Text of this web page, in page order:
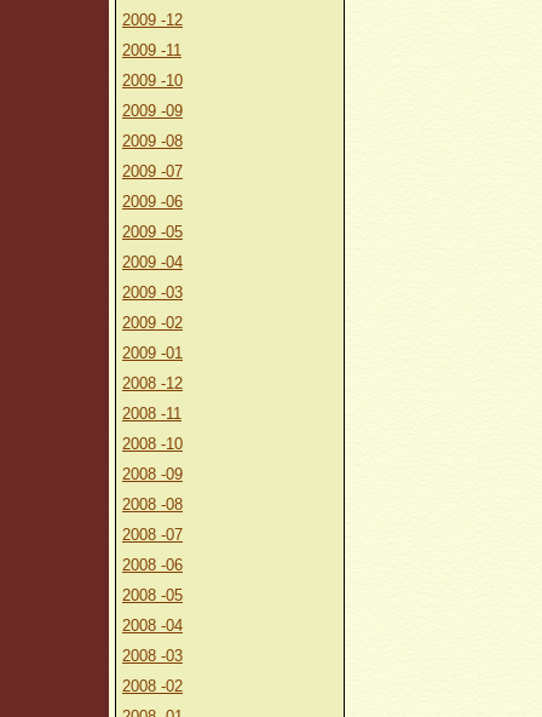
2009 -12
2009 -11
2009 -10
2009 -09
2009 -08
2009 -07
2009 -06
2009 -05
2009 -04
2009 -03
2009 -02
2009 -01
2008 -12
2008 -11
2008 -10
2008 -09
2008 -08
2008 -07
2008 -06
2008 -05
2008 -04
2008 -03
2008 -02